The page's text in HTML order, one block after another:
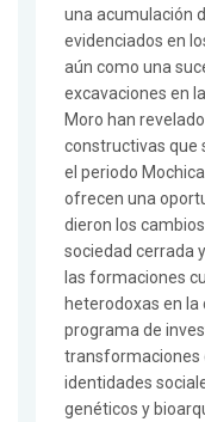
una acumulación
evidenciados en
aún como una
excavaciones en
Moro han
constructivas que
el periodo
ofrecen una
dieron los
sociedad cerrada
las formaciones
heterodoxas en la
programa de
transformaciones
identidades
genéticos y